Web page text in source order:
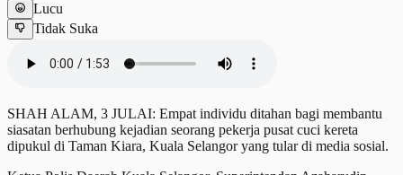
Lucu
Tidak Suka
SHAH ALAM, 3 JULAI: Empat individu ditahan bagi membantu
siasatan berhubung kejadian seorang pekerja pusat cuci kereta
dipukul di Taman Kiara, Kuala Selangor yang tular di media sosial.